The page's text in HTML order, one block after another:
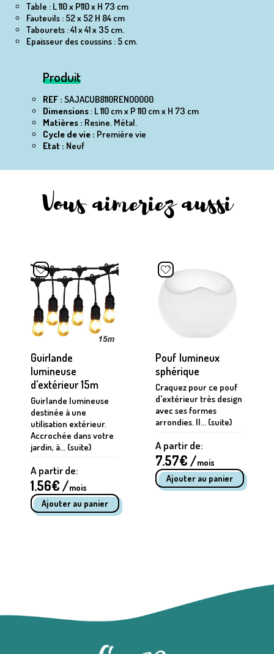
Table : L 110 x P110 x H 73 cm
Fauteuils : 52 x 52 H 84 cm
Tabourets : 41 x 41 x 35 cm.
Epaisseur des coussins : 5 cm.
Produit
REF : SAJACUB8110RENO0000
Dimensions: L 110 cm x P 110 cm x H 73 cm
Matières : Resine. Métal.
Cycle de vie : Première vie
Etat : Neuf
Vous aimeriez aussi
Guirlande
lumineuse
d’extérieur 15m
Guirlande lumineuse
destinée à une
utilisation extérieur.
Accrochée dans votre
jardin, à... (suite)
A partir de:
1.56€ /mois
Pouf lumineux
sphérique
Craquez pour ce pouf
d'extérieur très design
avec ses formes
arrondies. Il... (suite)
A partir de:
7.57€ /mois